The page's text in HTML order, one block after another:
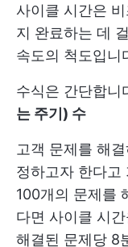
사이클 시간은
지 완료하는 데
속도의 척도입니
수식은 간단합니
는 주기) 수
고객 문제를 해
정하고자 한다고
100개의 문제를
다면 사이클 시
해결된 문제당 8